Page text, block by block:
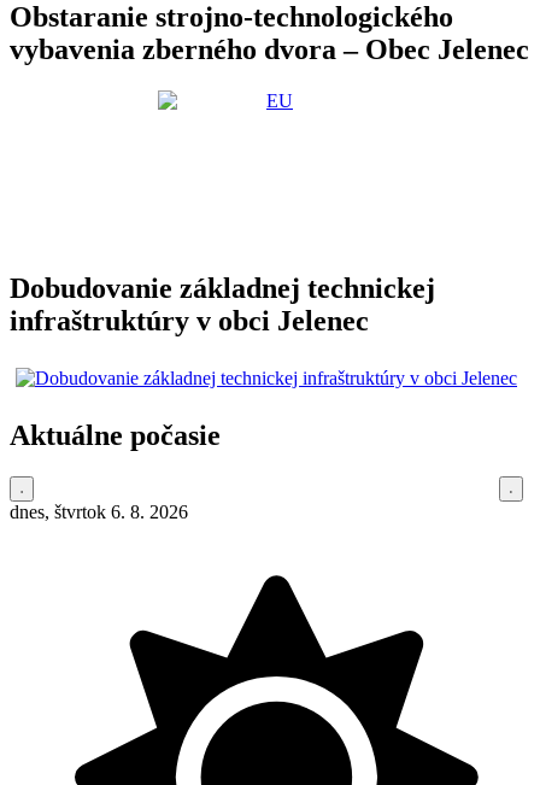
Obstaranie strojno-technologického
vybavenia zberného dvora – Obec Jelenec
Dobudovanie základnej technickej
infraštruktúry v obci Jelenec
Aktuálne počasie
dnes, štvrtok 6. 8. 2026